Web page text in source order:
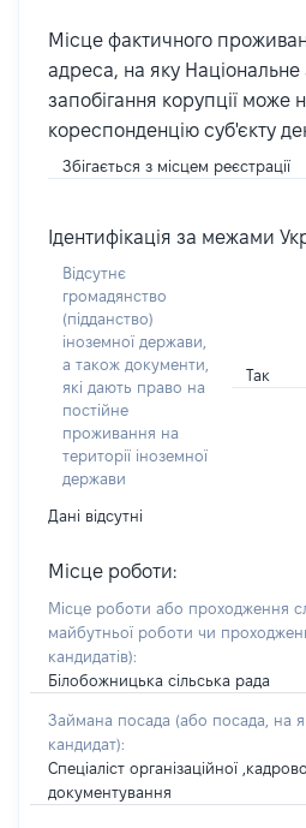
Місце фактичного
адреса, на яку Національне
запобігання корупції може
кореспонденцію суб'єкту
Збігається з місцем реєстрації
Ідентифікація за межами
Відсутнє
громадянство
(підданство)
іноземної держави,
а також документи,
які дають право на
постійне
проживання на
території іноземної
держави
Так
Дані відсутні
Місце роботи:
Місце роботи або проходження
майбутньої роботи чи
кандидатів):
Білобожницька сільська рада
Займана посада (або посада, на
кандидат):
Спеціаліст організаційної
документування